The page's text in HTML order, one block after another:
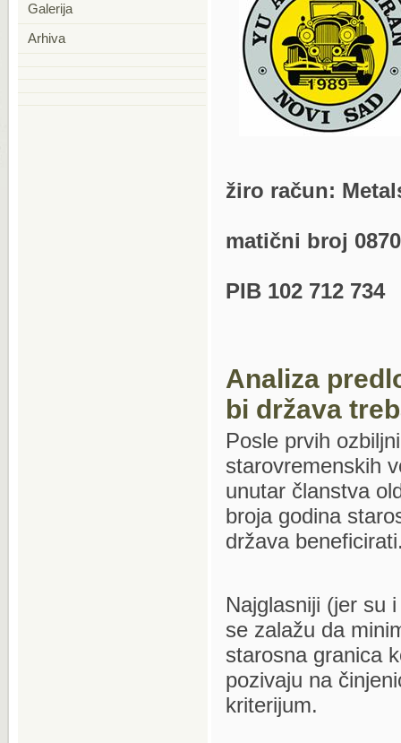
žiro račun:
matični broj
PIB 102 712 734
Analiza
bi država
Posle prvih
starovremenskih
unutar članstva
broja godina
država
Najglasniji (jer su
se zalažu da
starosna granica
pozivaju na
kriterijum.
Galerija
Arhiva